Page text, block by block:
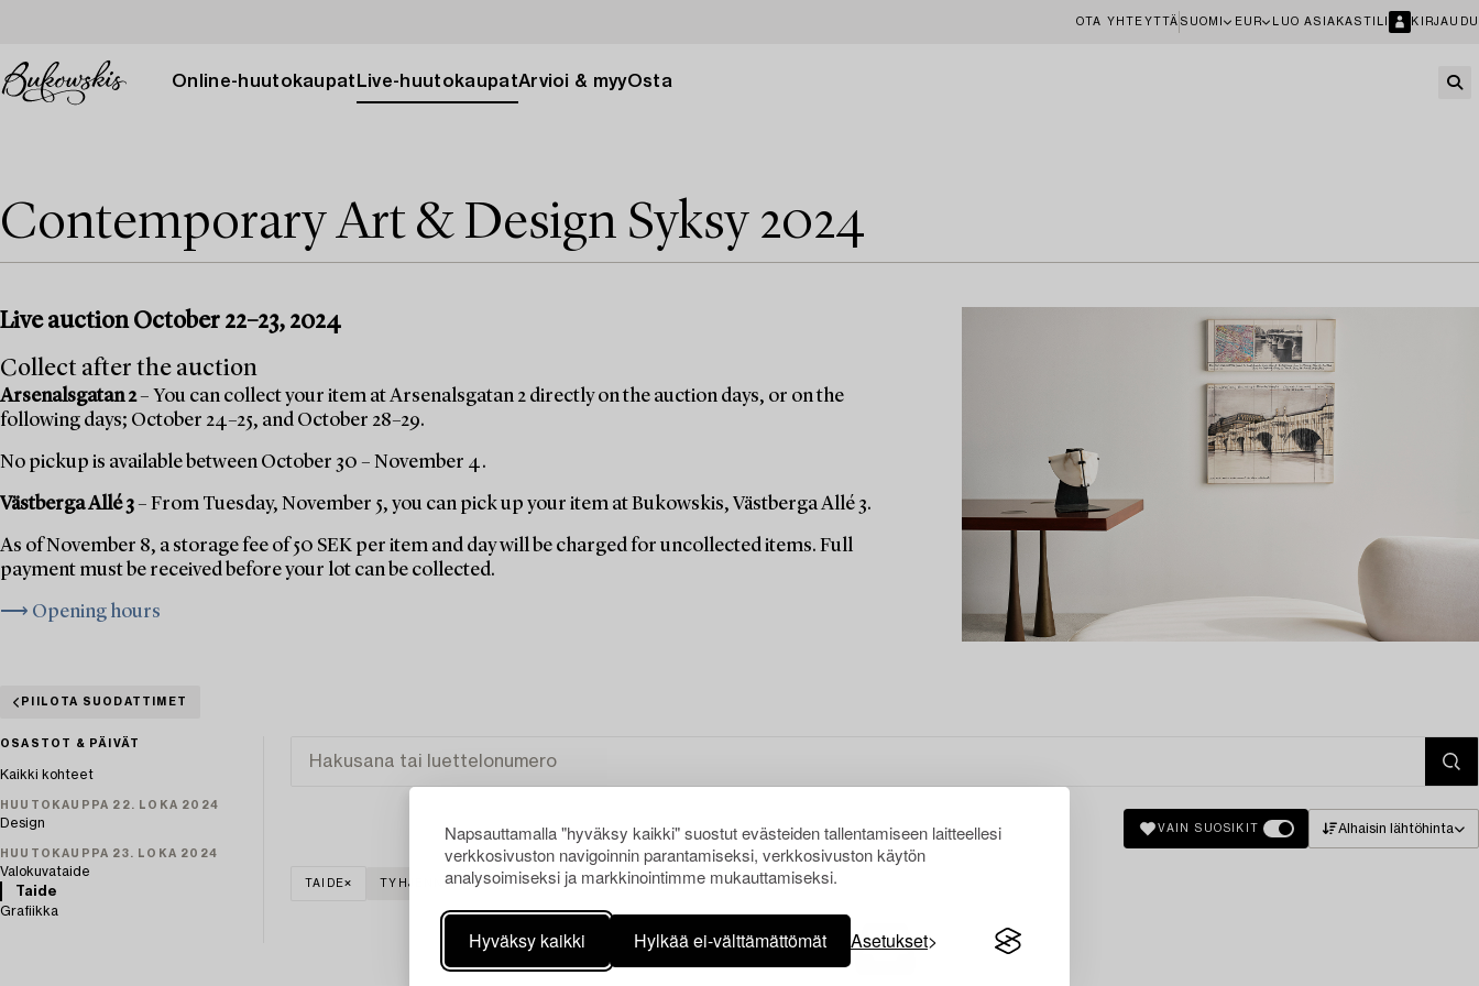
Napsauttamalla "hyväksy kaikki" suostut evästeiden tallentamiseen laitteellesi
verkkosivuston navigoinnin parantamiseksi, verkkosivuston käytön
analysoimiseksi ja markkinointimme mukauttamiseksi.
Hyväksy kaikki Hylkää ei-välttämättömät Asetukset
OTA YHTEYTTÄ SUOMI EUR LUO ASIAKASTILI KIRJAUDU
Online-huutokaupat Live-huutokaupatArvioi & myyOsta
Contemporary Art & Design Syksy 2024
Live auction October 22–23, 2024
Collect after the auction
Arsenalsgatan 2– You can collect your item at Arsenalsgatan 2 directly on the auction days, or on the
following days; October 24–25, and October 28–29.
No pickup is available between October 30 – November 4.
Västberga Allé 3– From Tuesday, November 5, you can pick up your item at Bukowskis, Västberga Allé 3.
As of November 8, a storage fee of 50 SEK per item and day will be charged for uncollected items. Full
payment must be received before your lot can be collected.
⟶ Opening hours
PIILOTA SUODATTIMET
OSASTOT & PÄIVÄT
Kaikki kohteet
HUUTOKAUPPA 22. LOKA 2024
Design
HUUTOKAUPPA 23. LOKA 2024
Valokuvataide
Taide
Grafiikka
VAIN SUOSIKIT Alhaisin lähtöhinta
TAIDE TYHJENNÄ KAIKKI